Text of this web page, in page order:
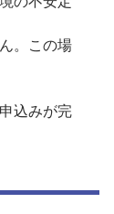
。この場
込みが完